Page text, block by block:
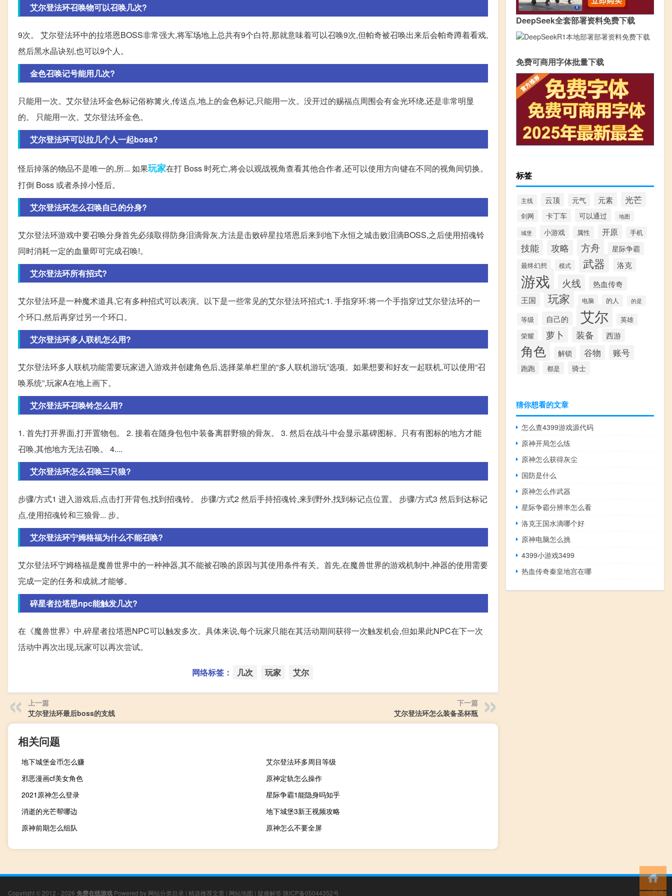
艾尔登法环召唤物可以召唤几次?
9次。 艾尔登法环中的拉塔恩BOSS非常强大,将军场地上总共有9个白符,那就意味着可以召唤9次,但帕奇被召唤出来后会帕奇蹲着看戏,
然后黑水晶诀别,也可以9个人。
金色召唤记号能用几次?
只能用一次。艾尔登法环金色标记俗称篝火,传送点,地上的金色标记,只能用一次。没开过的赐福点周围会有金光环绕,还是非常明显
的。 只能用一次。艾尔登法环金色。
艾尔登法环可以拉几个人一起boss?
怪后掉落的物品不是唯一的,所... 如果玩家在打 Boss 时死亡,将会以观战视角查看其他合作者,还可以使用方向键在不同的视角间切换。
打倒 Boss 或者杀掉小怪后。
艾尔登法环怎么召唤自己的分身?
艾尔登法环游戏中要召唤分身首先必须取得防身泪滴骨灰,方法是击败碎星拉塔恩后来到地下永恒之城击败泪滴BOSS,之后使用招魂铃
同时消耗一定的血量即可完成召唤!。
艾尔登法环所有招式?
艾尔登法环是一种魔术道具,它有多种招式可以表演。以下是一些常见的艾尔登法环招式:1. 手指穿环:将一个手指穿过艾尔登法环的一
个环口,然后再穿过另一个环口。
艾尔登法环多人联机怎么用?
艾尔登法环多人联机功能需要玩家进入游戏并创建角色后,选择菜单栏里的“多人联机游玩”选项。如果想要和好友一起联机,可以使用“召
唤系统”,玩家A在地上画下。
艾尔登法环召唤铃怎么用?
1. 首先打开界面,打开置物包。 2. 接着在随身包包中装备离群野狼的骨灰。 3. 然后在战斗中会显示墓碑图标。只有有图标的地方才能
召唤,其他地方无法召唤。 4....
艾尔登法环怎么召唤三只狼?
步骤/方式1 进入游戏后,点击打开背包,找到招魂铃。 步骤/方式2 然后手持招魂铃,来到野外,找到标记点位置。 步骤/方式3 然后到达标记
点,使用招魂铃和三狼骨... 步。
艾尔登法环宁姆格福为什么不能召唤?
艾尔登法环宁姆格福是魔兽世界中的一种神器,其不能被召唤的原因与其使用条件有关。首先,在魔兽世界的游戏机制中,神器的使用需要
完成一定的任务和成就,才能够。
碎星者拉塔恩npc能触发几次?
在《魔兽世界》中,碎星者拉塔恩NPC可以触发多次。具体来说,每个玩家只能在其活动期间获得一次触发机会,但如果此NPC在下一次
活动中再次出现,玩家可以再次尝试。
网络标签： 几次 玩家 艾尔
上一篇
艾尔登法环最后boss的支线
下一篇
艾尔登法环怎么装备圣杯瓶
相关问题
地下城堡金币怎么赚
艾尔登法环多周目等级
邪恶漫画cf美女角色
原神定轨怎么操作
2021原神怎么登录
星际争霸1能隐身吗知乎
消逝的光芒帮哪边
地下城堡3新王视频攻略
原神前期怎么组队
原神怎么不要全屏
DeepSeek全套部署资料免费下载
免费可商用字体批量下载
标签
主线 云顶 元气 元素 光芒
剑网 卡丁车 可以通过 地图
城堡 小游戏 属性 开原 手机
技能 攻略 方舟 星际争霸
最终幻想 模式 武器 洛克
游戏 火线 热血传奇
王国 玩家 电脑 的人 的是
等级 自己的 艾尔 英雄
荣耀 萝卜 装备 西游
角色 解锁 谷物 账号
跑跑 都是 骑士
猜你想看的文章
怎么查4399游戏源代码
原神开局怎么练
原神怎么获得灰尘
国防是什么
原神怎么作武器
星际争霸分辨率怎么看
洛克王国水滴哪个好
原神电脑怎么挑
4399小游戏3499
热血传奇秦皇地宫在哪
Copyright © 2012 - 2026 免费在线游戏 Powered by 网站分类目录 | 精选推荐文章 | 网站地图 | 疑难解答 陕ICP备05044352号 小男孩